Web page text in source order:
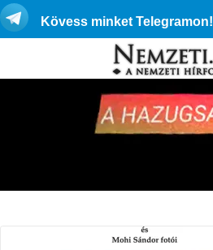
Kövess minket Telegramon!